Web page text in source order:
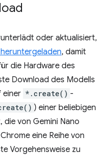
oder aktualisiert,
, damit
die Hardware des
Download des Modells
einer *.create() -
) einer beliebigen
die von Gemini Nano
eine Reihe von
Vorgehensweise zu